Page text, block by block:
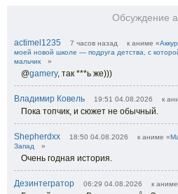
Обсуждение
actimel1235 7 часов назад к аниме «
моей новой школе — подруга детства, с
мальчик
»
@gamery, так ***ь же)))
Владимир Ковель 19:51 04.08.2026 к
Пока топчик, и сюжет не обычный.
Shepherdxx 18:50 04.08.2026 к аниме «
Запад
»
Очень годная история.
Дезинтегратор 06:29 04.08.2026 к